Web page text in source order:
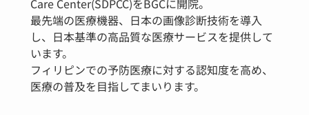
Care Center(SDPCC)をBGCに開院。
最先端の医療機器、日本の画像診断技術を導入
し、日本基準の高品質な医療サービスを提供して
います。
フィリピンでの予防医療に対する認知度を高め、
医療の普及を目指してまいります。